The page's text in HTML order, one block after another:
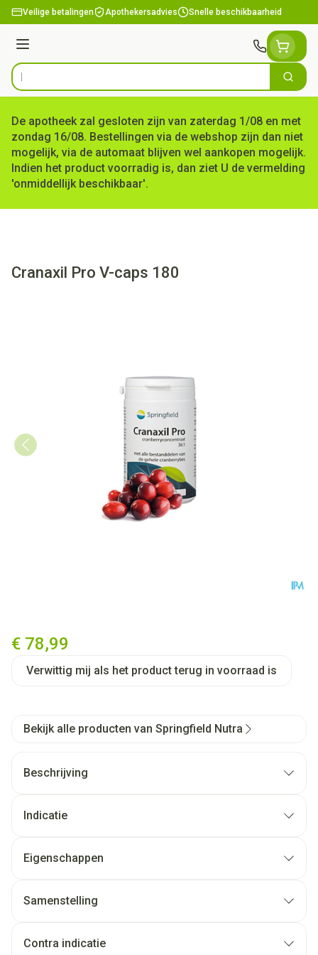
Ga naar de inhoud
Veilige betalingen Apothekersadvies Snelle beschikbaarheid
Menu
Product, merk, categorie... Zoek
De apotheek zal gesloten zijn van zaterdag 1/08 en met
zondag 16/08. Bestellingen via de webshop zijn dan niet
mogelijk, via de automaat blijven wel aankopen mogelijk.
Indien het product voorradig is, dan ziet U de vermelding
'onmiddellijk beschikbaar'.
Cranaxil Pro V-caps 180
€ 78,99
Verwittig mij als het product terug in voorraad is
Bekijk alle producten van Springfield Nutra
Beschrijving
Indicatie
Eigenschappen
Samenstelling
Contra indicatie